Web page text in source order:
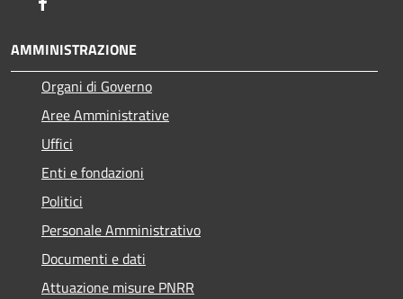
AMMINISTRAZIONE
Organi di Governo
Aree Amministrative
Uffici
Enti e fondazioni
Politici
Personale Amministrativo
Documenti e dati
Attuazione misure PNRR